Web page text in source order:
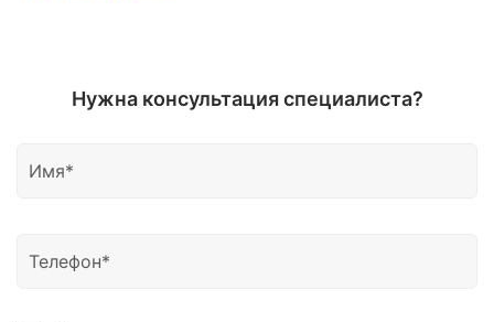
Нужна консультация специалиста?